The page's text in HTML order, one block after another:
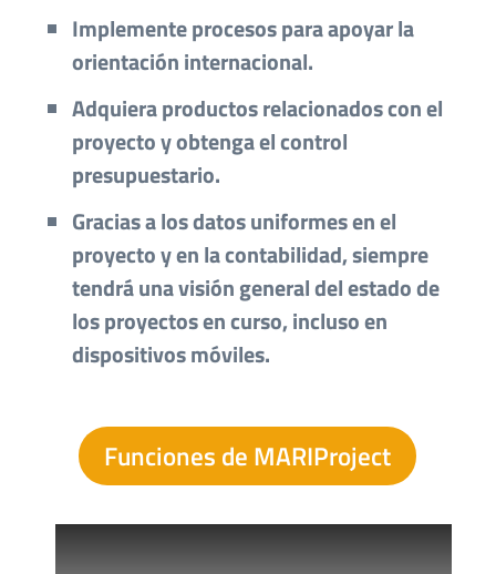
Implemente procesos para apoyar la
orientación internacional.
Adquiera productos relacionados con el
proyecto y obtenga el control
presupuestario.
Gracias a los datos uniformes en el
proyecto y en la contabilidad, siempre
tendrá una visión general del estado de
los proyectos en curso, incluso en
dispositivos móviles.
Funciones de MARIProject